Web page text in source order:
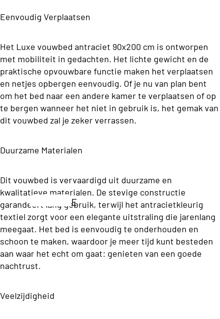
a
d
ii
C
ll
e
ti
n
W
o
o
d
e
b
e
d
d
e
n
La
nb
od
e
ms
ons
Boxsprin
gs
Twijfel
aar
Boxsp
e
e
p
e
r
o
o
erg
spri
ng
T
w
ij
e
a
a
r
O
p
b
E
e
n
p
Eenvoudig Verplaatsen
Het Luxe vouwbed antraciet 90x200 cm is ontworpen
met mobiliteit in gedachten. Het lichte gewicht en de
praktische opvouwbare functie maken het verplaatsen
en netjes opbergen eenvoudig. Of je nu van plan bent
om het bed naar een andere kamer te verplaatsen of op
te bergen wanneer het niet in gebruik is, het gemak van
dit vouwbed zal je zeker verrassen.
Duurzame Materialen
Dit vouwbed is vervaardigd uit duurzame en
kwalitatieve materialen. De stevige constructie
garandeert lang gebruik, terwijl het antracietkleurig
textiel zorgt voor een elegante uitstraling die jarenlang
meegaat. Het bed is eenvoudig te onderhouden en
schoon te maken, waardoor je meer tijd kunt besteden
aan waar het echt om gaat: genieten van een goede
nachtrust.
Veelzijdigheid